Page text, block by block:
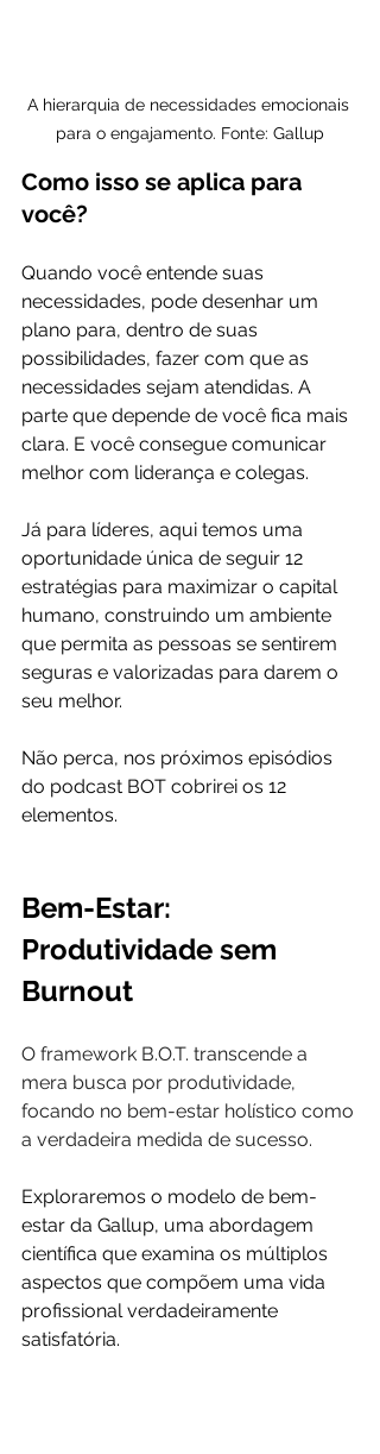
A hierarquia de necessidades emocionais
para o engajamento. Fonte: Gallup
Como isso se aplica para
você?
Quando você entende suas
necessidades, pode desenhar um
plano para, dentro de suas
possibilidades, fazer com que as
necessidades sejam atendidas. A
parte que depende de você fica mais
clara. E você consegue comunicar
melhor com liderança e colegas.
Já para líderes, aqui temos uma
oportunidade única de seguir 12
estratégias para maximizar o capital
humano, construindo um ambiente
que permita as pessoas se sentirem
seguras e valorizadas para darem o
seu melhor.
Não perca, nos próximos episódios
do podcast BOT cobrirei os 12
elementos.
Bem-Estar:
Produtividade sem
Burnout
O framework B.O.T. transcende a
mera busca por produtividade,
focando no bem-estar holístico como
a verdadeira medida de sucesso.
Exploraremos o modelo de bem-
estar da Gallup, uma abordagem
científica que examina os múltiplos
aspectos que compõem uma vida
profissional verdadeiramente
satisfatória.